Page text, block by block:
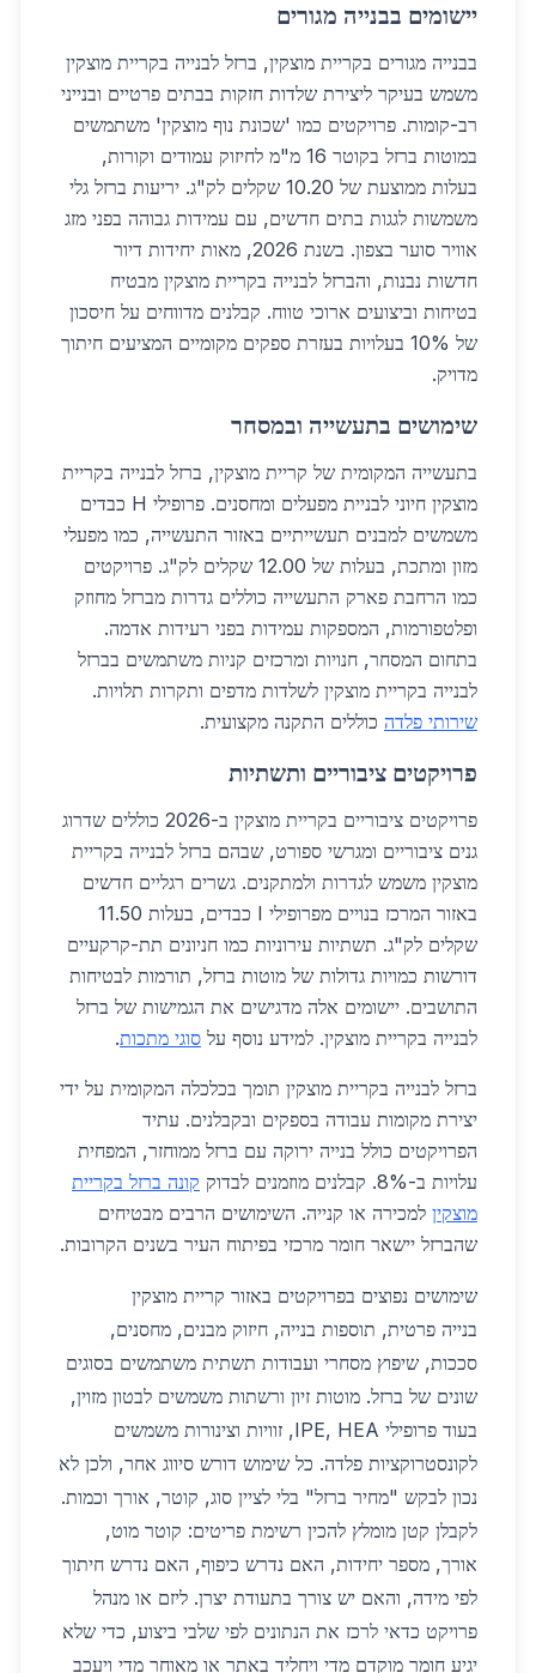
יישומים בבנייה מגורים
בבנייה מגורים בקריית מוצקין, ברזל לבנייה בקריית מוצקין
משמש בעיקר ליצירת שלדות חזקות בבתים פרטיים ובנייני
רב-קומות. פרויקטים כמו 'שכונת נוף מוצקין' משתמשים
במוטות ברזל בקוטר 16 מ"מ לחיזוק עמודים וקורות,
בעלות ממוצעת של 10.20 שקלים לק"ג. יריעות ברזל גלי
משמשות לגגות בתים חדשים, עם עמידות גבוהה בפני מזג
אוויר סוער בצפון. בשנת 2026, מאות יחידות דיור
חדשות נבנות, והברזל לבנייה בקריית מוצקין מבטיח
בטיחות וביצועים ארוכי טווח. קבלנים מדווחים על חיסכון
של 10% בעלויות בעזרת ספקים מקומיים המציעים חיתוך
מדויק.
שימושים בתעשייה ובמסחר
בתעשייה המקומית של קריית מוצקין, ברזל לבנייה בקריית
מוצקין חיוני לבניית מפעלים ומחסנים. פרופילי H כבדים
משמשים למבנים תעשייתיים באזור התעשייה, כמו מפעלי
מזון ומתכת, בעלות של 12.00 שקלים לק"ג. פרויקטים
כמו הרחבת פארק התעשייה כוללים גדרות מברזל מחוזק
ופלטפורמות, המספקות עמידות בפני רעידות אדמה.
בתחום המסחר, חנויות ומרכזים קניות משתמשים בברזל
לבנייה בקריית מוצקין לשלדות מדפים ותקרות תלויות.
שירותי פלדה כוללים התקנה מקצועית.
פרויקטים ציבוריים ותשתיות
פרויקטים ציבוריים בקריית מוצקין ב-2026 כוללים שדרוג
גנים ציבוריים ומגרשי ספורט, שבהם ברזל לבנייה בקריית
מוצקין משמש לגדרות ולמתקנים. גשרים רגליים חדשים
באזור המרכז בנויים מפרופילי I כבדים, בעלות 11.50
שקלים לק"ג. תשתיות עירוניות כמו חניונים תת-קרקעיים
דורשות כמויות גדולות של מוטות ברזל, תורמות לבטיחות
התושבים. יישומים אלה מדגישים את הגמישות של ברזל
לבנייה בקריית מוצקין. למידע נוסף על סוגי מתכות.
ברזל לבנייה בקריית מוצקין תומך בכלכלה המקומית על ידי
יצירת מקומות עבודה בספקים ובקבלנים. עתיד
הפרויקטים כולל בנייה ירוקה עם ברזל ממוחזר, המפחית
עלויות ב-8%. קבלנים מוזמנים לבדוק
קונה ברזל בקריית
מוצקין למכירה או קנייה. השימושים הרבים מבטיחים
שהברזל יישאר חומר מרכזי בפיתוח העיר בשנים הקרובות.
שימושים נפוצים בפרויקטים באזור קריית מוצקין
בנייה פרטית, תוספות בנייה, חיזוק מבנים, מחסנים,
סככות, שיפוץ מסחרי ועבודות תשתית משתמשים בסוגים
שונים של ברזל. מוטות זיון ורשתות משמשים לבטון מזוין,
בעוד פרופילי IPE, HEA, זוויות וצינורות משמשים
לקונסטרוקציות פלדה. כל שימוש דורש סיווג אחר, ולכן לא
נכון לבקש "מחיר ברזל" בלי לציין סוג, קוטר, אורך וכמות.
לקבלן קטן מומלץ להכין רשימת פריטים: קוטר מוט,
אורך, מספר יחידות, האם נדרש כיפוף, האם נדרש חיתוך
לפי מידה, והאם יש צורך בתעודת יצרן. ליזם או מנהל
פרויקט כדאי לרכז את הנתונים לפי שלבי ביצוע, כדי שלא
יגיע חומר מוקדם מדי ויחליד באתר או מאוחר מדי ויעכב